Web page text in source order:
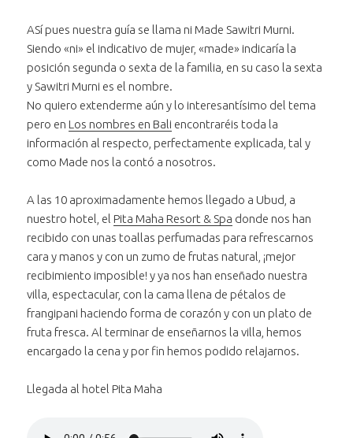
ASí pues nuestra guía se llama ni Made Sawitri Murni.
Siendo «ni» el indicativo de mujer, «made» indicaría la
posición segunda o sexta de la familia, en su caso la sexta
y Sawitri Murni es el nombre.
No quiero extenderme aún y lo interesantísimo del tema
pero en Los nombres en Bali encontraréis toda la
información al respecto, perfectamente explicada, tal y
como Made nos la contó a nosotros.
A las 10 aproximadamente hemos llegado a Ubud, a
nuestro hotel, el Pita Maha Resort & Spa donde nos han
recibido con unas toallas perfumadas para refrescarnos
cara y manos y con un zumo de frutas natural, ¡mejor
recibimiento imposible! y ya nos han enseñado nuestra
villa, espectacular, con la cama llena de pétalos de
frangipani haciendo forma de corazón y con un plato de
fruta fresca. Al terminar de enseñarnos la villa, hemos
encargado la cena y por fin hemos podido relajarnos.
Llegada al hotel Pita Maha